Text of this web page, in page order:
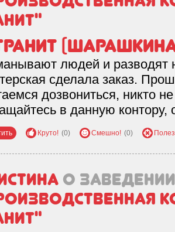
и
людей и разводят
сделала заказ.
дозвониться, никто
в данную контору,
Круто! (0) Смешно! (0)
о заведении